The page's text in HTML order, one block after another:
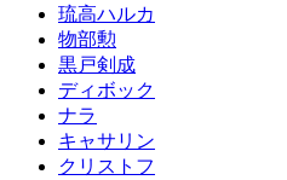
琉高ハルカ
物部勲
黒戸剣成
ディボック
ナラ
キャサリン
クリストフ